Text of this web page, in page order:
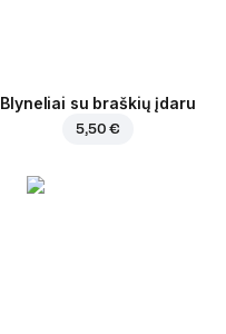
Blyneliai su braškių įdaru
5,50 €